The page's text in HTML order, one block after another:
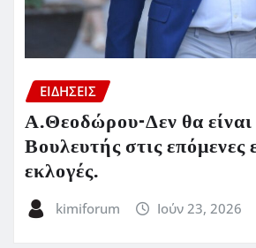
ΕΙΔΗΣΕΙΣ
Α.Θεοδώρου-Δεν θα
Βουλευτής στις επόμενες
εκλογές.
kimiforum Ιούν 23, 2026